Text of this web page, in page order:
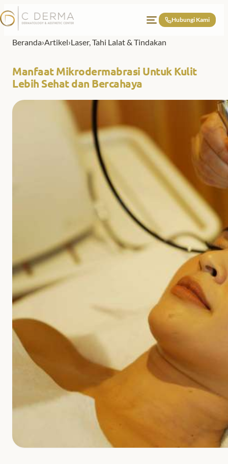
Lewati ke konten
Hubungi Kami
Beranda›Artikel›Laser, Tahi Lalat & Tindakan
Manfaat Mikrodermabrasi Untuk Kulit
Lebih Sehat dan Bercahaya